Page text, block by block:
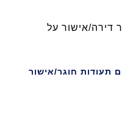
דירה/אישור על
תעודות חוגר/אישור